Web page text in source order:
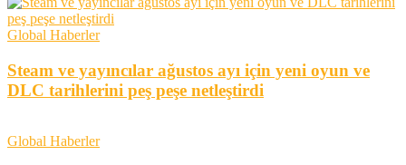
Global Haberler
Steam ve yayıncılar ağustos ayı için yeni oyun ve
DLC tarihlerini peş peşe netleştirdi
Global Haberler